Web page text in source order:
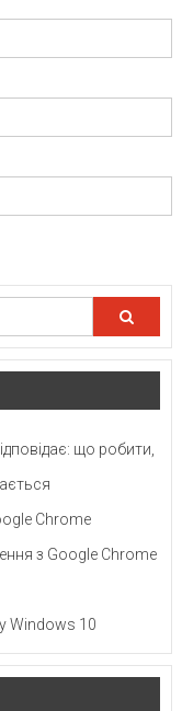
що робити,
Chrome
з Google Chrome
Windows 10